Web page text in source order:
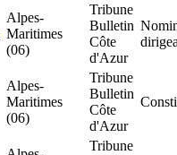
Alpes-
Maritimes
(06)
Tribune
Bulletin
Côte
d'Azur
Alpes-
Maritimes
(06)
Tribune
Bulletin
Côte
d'Azur
Tribune